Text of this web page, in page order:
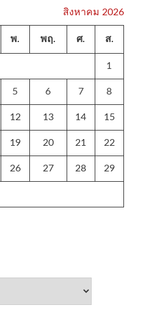
สิงหาคม 2026
พ. พฤ. ศ. ส.
1
5 6 7 8
12 13 14 15
19 20 21 22
26 27 28 29